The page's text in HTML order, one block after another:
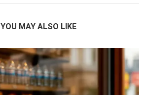
YOU MAY ALSO LIKE